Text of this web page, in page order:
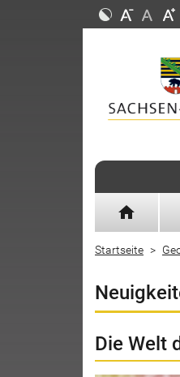
home
Startseite
Die Welt